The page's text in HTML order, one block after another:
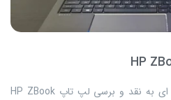
​​​​دراین مقاله به صورت کاملا حرفه ای به نقد و برسی لپ تاپ HP ZBook